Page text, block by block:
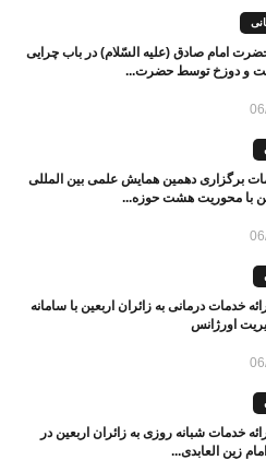
امام صادق (علیه السّلام) در باب چرایی
و دوزخ توسط حضرت...
برگزاری دهمین همایش علمی بین المللی
با محوریت هشت حوزه...
خدمات درمانی به زائران اربعین با سامانه
اورژانس
خدمات شبانه روزی به زائران اربعین در
زین العابدی...